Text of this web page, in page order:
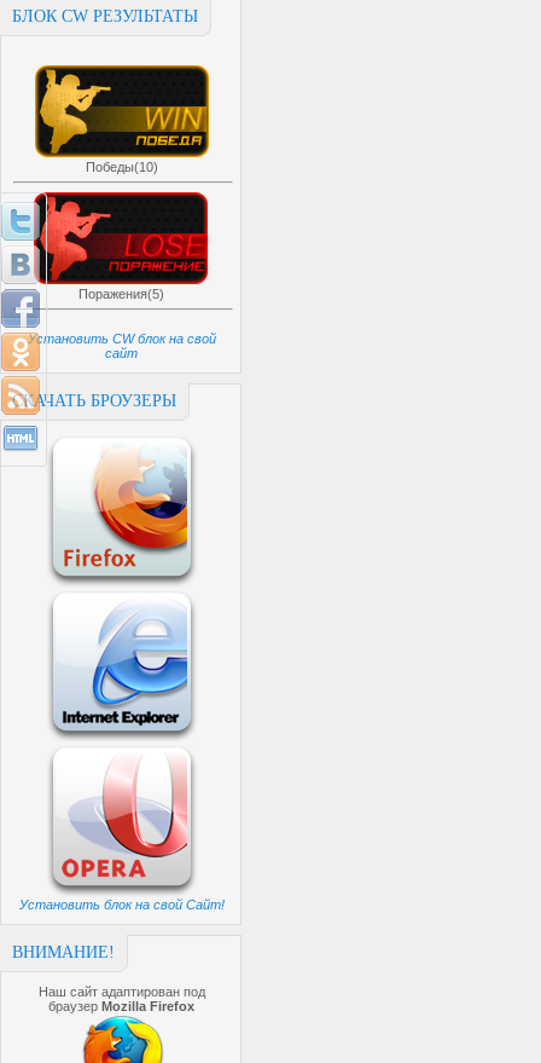
БЛОК CW РЕЗУЛЬТАТЫ
Победы(10)
Поражения(5)
Установить CW блок на свой
сайт
СКАЧАТЬ БРОУЗЕРЫ
Установить блок на свой Сайт!
ВНИМАНИЕ!
Наш сайт адаптирован под
браузерMozilla Firefox